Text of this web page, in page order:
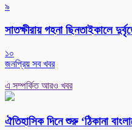
৯
সাতক্ষীরায় গহনা ছিনতাইকালে
১০
জনপ্রিয় সব খবর
এ সম্পর্কিত আরও খবর
ঐতিহাসিক দিনে শুরু ‘ঠিকানা